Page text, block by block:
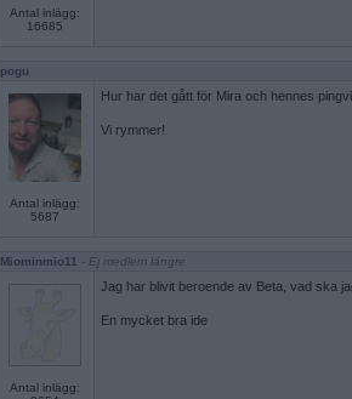
Antal inlägg:
16685
pogu
Antal inlägg:
5687
Hur har det gått för Mira och hennes
Vi rymmer!
Miominmio11 - Ej medlem längre
Antal inlägg:
Jag har blivit beroende av Beta, vad ska
En mycket bra ide